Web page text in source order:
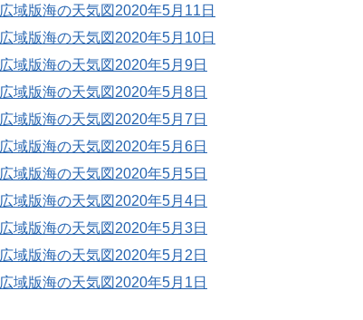
広域版海の天気図2020年5月11日
広域版海の天気図2020年5月10日
広域版海の天気図2020年5月9日
広域版海の天気図2020年5月8日
広域版海の天気図2020年5月7日
広域版海の天気図2020年5月6日
広域版海の天気図2020年5月5日
広域版海の天気図2020年5月4日
広域版海の天気図2020年5月3日
広域版海の天気図2020年5月2日
広域版海の天気図2020年5月1日